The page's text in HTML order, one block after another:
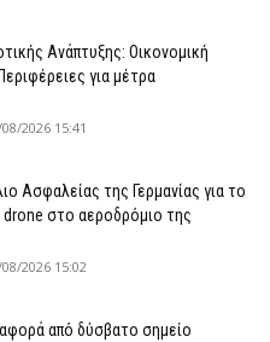
Ανάπτυξης: Οικονομική
για μέτρα
2026 15:41
Ασφαλείας της Γερμανίας για το
drone στο αεροδρόμιο της
2026 15:02
από δύσβατο σημείο